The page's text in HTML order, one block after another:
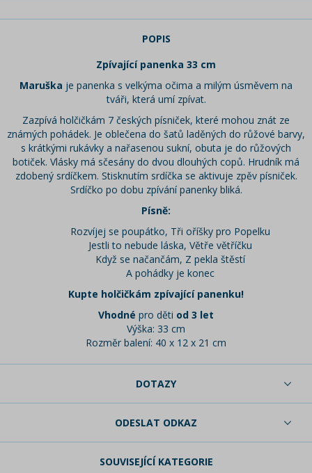
POPIS
Zpívající panenka 33 cm
Maruška je panenka s velkýma očima a milým úsměvem na
tváři, která umí zpívat.
Zazpívá holčičkám 7 českých písniček, které mohou znát ze
známých pohádek. Je oblečena do šatů laděných do růžové barvy,
s krátkými rukávky a nařasenou sukní, obuta je do růžových
botiček. Vlásky má sčesány do dvou dlouhých copů. Hrudník má
zdobený srdíčkem. Stisknutím srdíčka se aktivuje zpěv písniček.
Srdíčko po dobu zpívání panenky bliká.
Písně:
Rozvíjej se poupátko, Tři oříšky pro Popelku
Jestli to nebude láska, Větře větříčku
Když se načančám, Z pekla štěstí
A pohádky je konec
Kupte holčičkám zpívající panenku!
Vhodné pro děti od 3 let
Výška: 33 cm
Rozměr balení: 40 x 12 x 21 cm
DOTAZY
ODESLAT ODKAZ
SOUVISEJÍCÍ KATEGORIE